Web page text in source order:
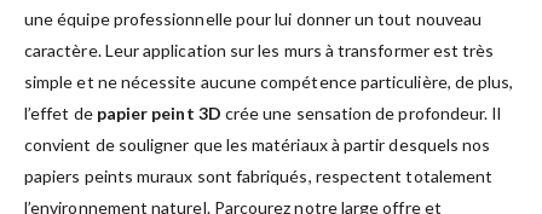
une équipe professionnelle pour lui donner un tout nouveau
caractère. Leur application sur les murs à transformer est très
simple et ne nécessite aucune compétence particulière, de plus,
l’effet de papier peint 3D crée une sensation de profondeur. Il
convient de souligner que les matériaux à partir desquels nos
papiers peints muraux sont fabriqués, respectent totalement
l’environnement naturel. Parcourez notre large offre et